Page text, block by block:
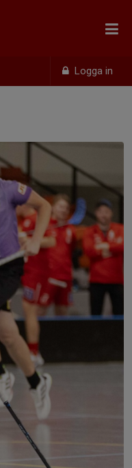
Logga in